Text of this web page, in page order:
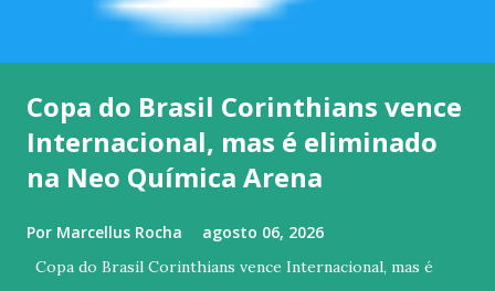
Copa do Brasil Corinthians vence
Internacional, mas é eliminado
na Neo Química Arena
Por Marcellus Rocha agosto 06, 2026
Copa do Brasil Corinthians vence Internacional, mas é